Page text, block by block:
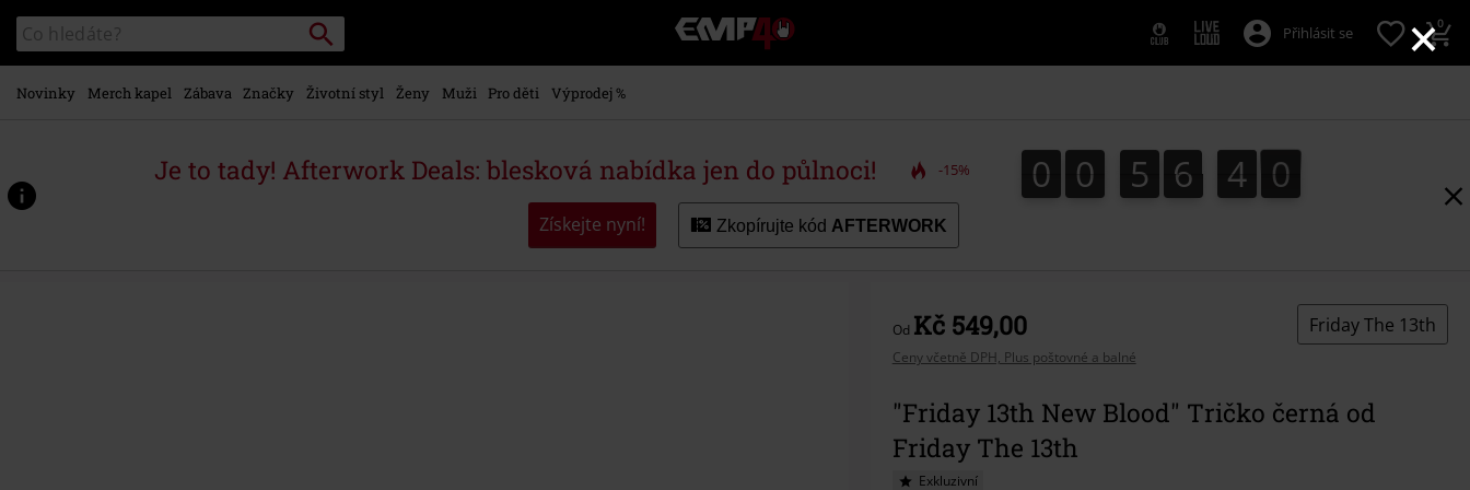
×
hlavnímu
obsahu
Katalog
vyhledávání
Vyhledávání
EMP
-
Hudba,
Merch
hráče,
Alternativní
Přihlásit se 0
Novinky Merch kapel Zábava Značky Životní styl Ženy Muži Pro děti Výprodej %
Je to tady! Afterwork Deals: blesková nabídka jen do půlnoci! -15% 0
0 0
0 5
5 6
6 3
4
3 8
9
8
0
9
Získejte nyní! Zkopírujte kód AFTERWORK
Od Kč 549,00
Ceny včetně DPH, Plus poštovné a balné
Friday The 13th
"Friday 13th New Blood" Tričko černá od
Friday The 13th
Exkluzivní